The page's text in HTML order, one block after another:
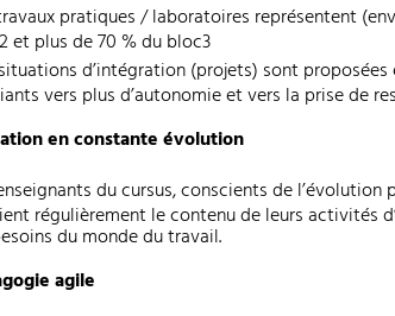
pratiques / laboratoires représentent
et plus de 70 % du bloc3
d’intégration (projets) sont
vers plus d’autonomie et vers la prise de
en constante évolution
du cursus, conscients de
régulièrement le contenu de leurs activités
du monde du travail.
agile